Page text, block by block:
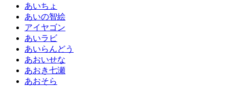
あいちょ
あいの智絵
アイヤゴン
あいラビ
あいらんどう
あおいせな
あおき七瀬
あおそら